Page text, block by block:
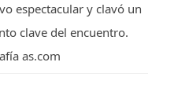
espectacular y clavó un
clave del encuentro.
as.com